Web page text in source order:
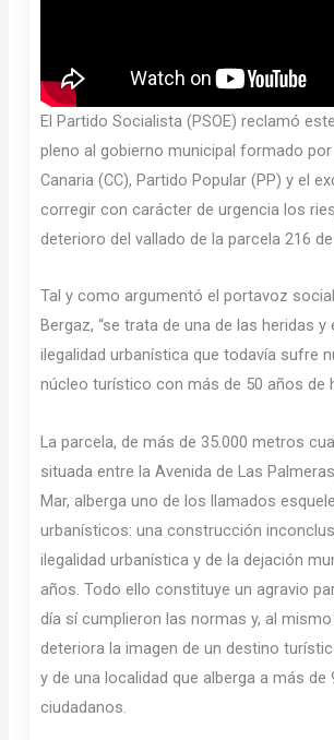
El Partido Socialista (PSOE) reclamó
pleno al gobierno municipal formado
Canaria (CC), Partido Popular (PP) y el
corregir con carácter de urgencia los
deterioro del vallado de la parcela 216
Tal y como argumentó el portavoz
Bergaz, “se trata de una de las heridas y
ilegalidad urbanística que todavía sufre
núcleo turístico con más de 50 años de
La parcela, de más de 35.000 metros
situada entre la Avenida de Las
Mar, alberga uno de los llamados
urbanísticos: una construcción
ilegalidad urbanística y de la dejación
años. Todo ello constituye un agravio
día sí cumplieron las normas y, al
deteriora la imagen de un destino
y de una localidad que alberga a más de
ciudadanos.